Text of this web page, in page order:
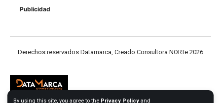
By using this site, you agree to the Privacy Policy and
Publicidad
Derechos reservados Datamarca, Creado Consultora NORTe 2026